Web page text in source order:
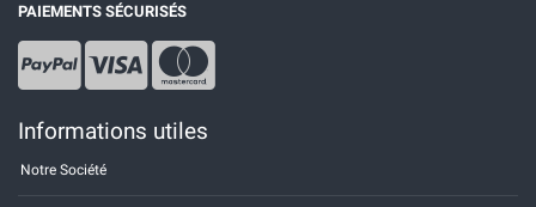
PAIEMENTS SÉCURISÉS
Informations utiles
Notre Société